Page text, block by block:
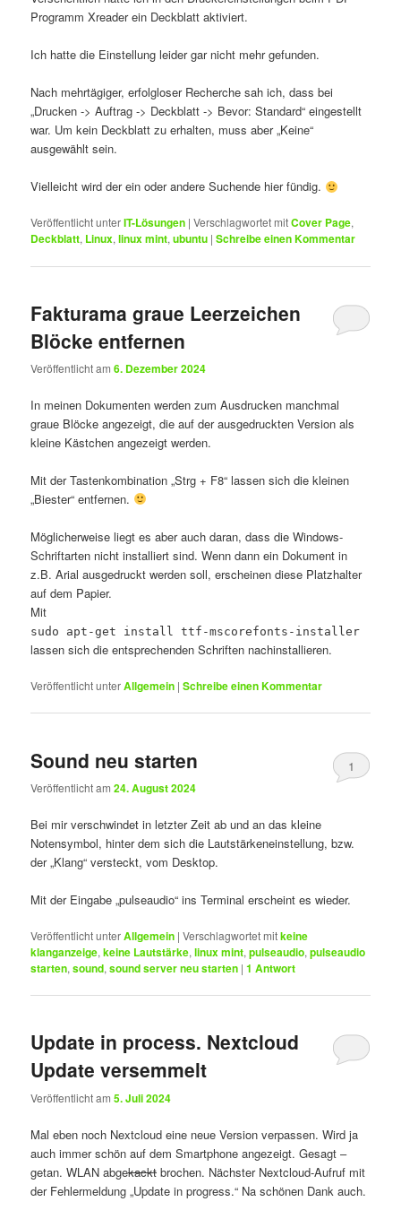
Programm Xreader ein Deckblatt aktiviert.
Ich hatte die Einstellung leider gar nicht mehr gefunden.
Nach mehrtägiger, erfolgloser Recherche sah ich, dass bei
„Drucken -> Auftrag -> Deckblatt -> Bevor: Standard“ eingestellt
war. Um kein Deckblatt zu erhalten, muss aber „Keine“
ausgewählt sein.
Vielleicht wird der ein oder andere Suchende hier fündig.
Veröffentlicht unterIT-Lösungen |Verschlagwortet mitCover Page,
Deckblatt, Linux,linux mint,ubuntu |Schreibe einen Kommentar
Fakturama graue Leerzeichen
Blöcke entfernen
Veröffentlicht am6. Dezember 2024
In meinen Dokumenten werden zum Ausdrucken manchmal
graue Blöcke angezeigt, die auf der ausgedruckten Version als
kleine Kästchen angezeigt werden.
Mit der Tastenkombination „Strg + F8“ lassen sich die kleinen
„Biester“ entfernen.
Möglicherweise liegt es aber auch daran, dass die Windows-
Schriftarten nicht installiert sind. Wenn dann ein Dokument in
z.B. Arial ausgedruckt werden soll, erscheinen diese Platzhalter
auf dem Papier.
Mit
sudo apt-get install ttf-mscorefonts-installer
lassen sich die entsprechenden Schriften nachinstallieren.
Veröffentlicht unterAllgemein |Schreibe einen Kommentar
Sound neu starten
Veröffentlicht am24. August 2024
1
Bei mir verschwindet in letzter Zeit ab und an das kleine
Notensymbol, hinter dem sich die Lautstärkeneinstellung, bzw.
der „Klang“ versteckt, vom Desktop.
Mit der Eingabe „pulseaudio“ ins Terminal erscheint es wieder.
Veröffentlicht unterAllgemein |Verschlagwortet mitkeine
klanganzeige,keine Lautstärke,linux mint,pulseaudio,pulseaudio
starten,sound,sound server neu starten |1 Antwort
Update in process. Nextcloud
Update versemmelt
Veröffentlicht am5. Juli 2024
Mal eben noch Nextcloud eine neue Version verpassen. Wird ja
auch immer schön auf dem Smartphone angezeigt. Gesagt –
getan. WLAN abgekackt brochen. Nächster Nextcloud-Aufruf mit
der Fehlermeldung „Update in progress.“ Na schönen Dank auch.